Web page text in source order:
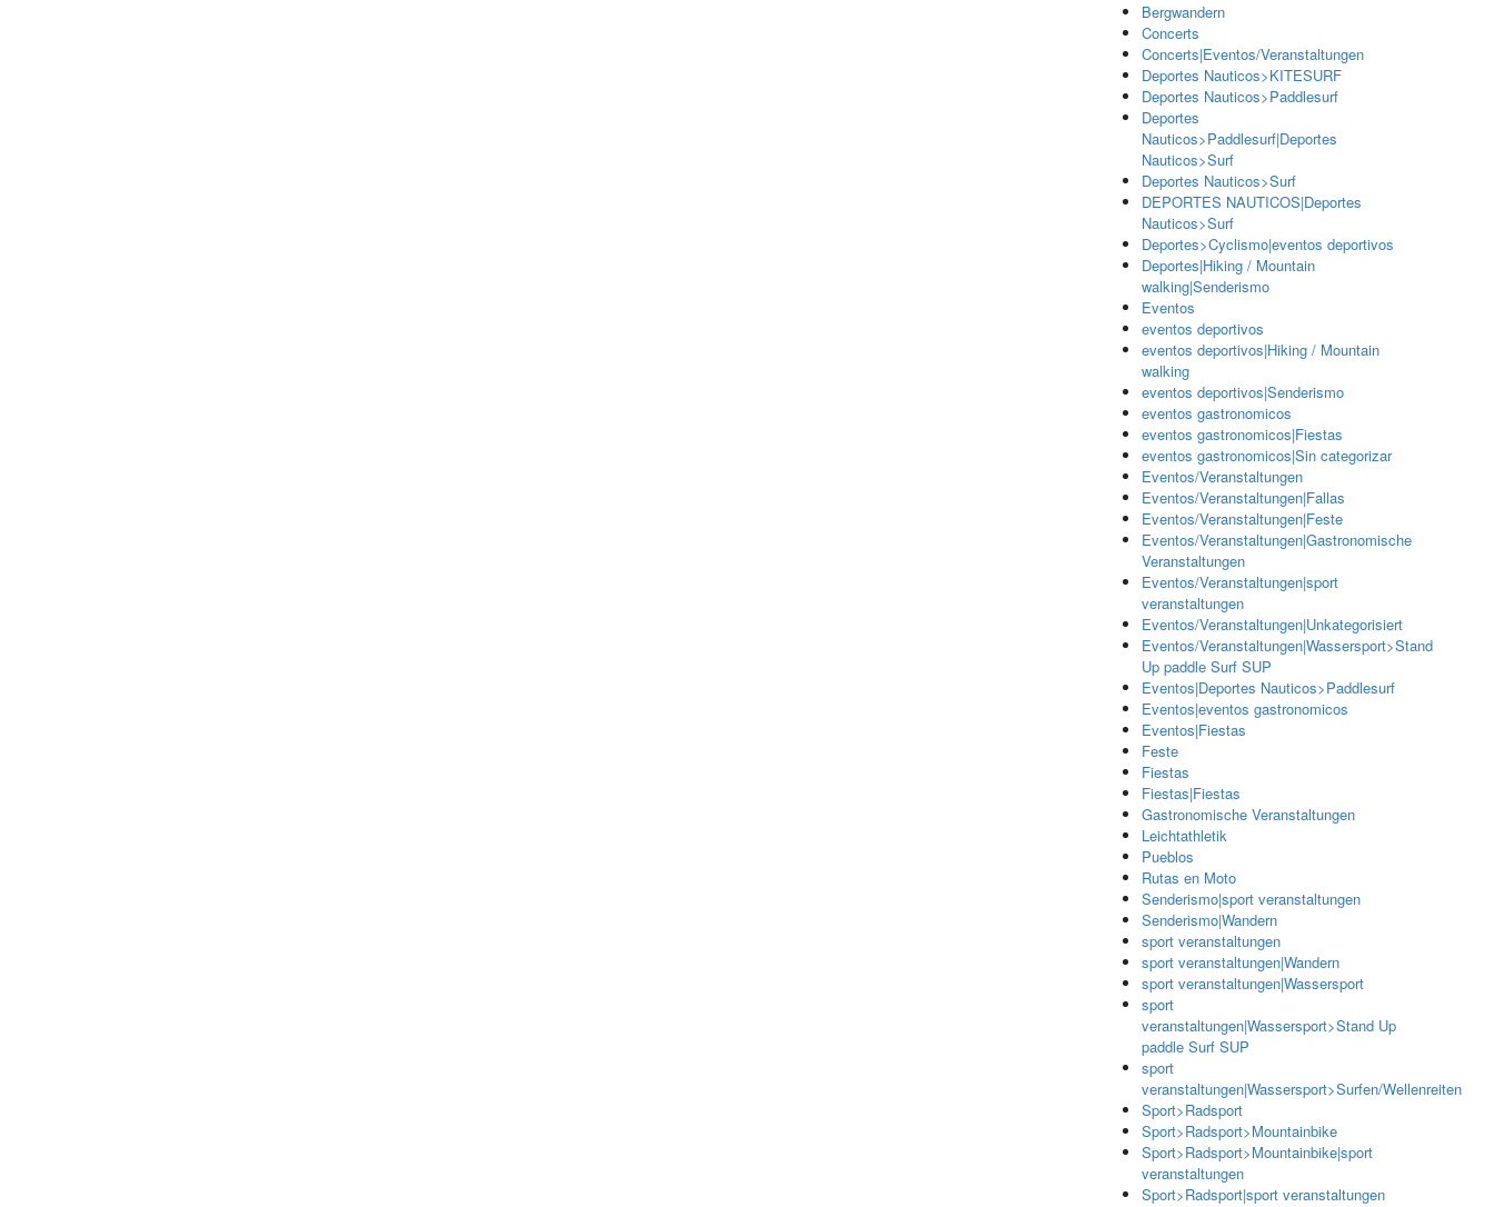
Bergwandern
Concerts
Concerts|Eventos/Veranstaltungen
Deportes Nauticos>KITESURF
Deportes Nauticos>Paddlesurf
Deportes
Nauticos>Paddlesurf|Deportes
Nauticos>Surf
Deportes Nauticos>Surf
DEPORTES NAUTICOS|Deportes
Nauticos>Surf
Deportes>Cyclismo|eventos deportivos
Deportes|Hiking / Mountain
walking|Senderismo
Eventos
eventos deportivos
eventos deportivos|Hiking / Mountain
walking
eventos deportivos|Senderismo
eventos gastronomicos
eventos gastronomicos|Fiestas
eventos gastronomicos|Sin categorizar
Eventos/Veranstaltungen
Eventos/Veranstaltungen|Fallas
Eventos/Veranstaltungen|Feste
Eventos/Veranstaltungen|Gastronomische
Veranstaltungen
Eventos/Veranstaltungen|sport
veranstaltungen
Eventos/Veranstaltungen|Unkategorisiert
Eventos/Veranstaltungen|Wassersport>Stand
Up paddle Surf SUP
Eventos|Deportes Nauticos>Paddlesurf
Eventos|eventos gastronomicos
Eventos|Fiestas
Feste
Fiestas
Fiestas|Fiestas
Gastronomische Veranstaltungen
Leichtathletik
Pueblos
Rutas en Moto
Senderismo|sport veranstaltungen
Senderismo|Wandern
sport veranstaltungen
sport veranstaltungen|Wandern
sport veranstaltungen|Wassersport
sport
veranstaltungen|Wassersport>Stand Up
paddle Surf SUP
sport
veranstaltungen|Wassersport>Surfen/Wellenreiten
Sport>Radsport
Sport>Radsport>Mountainbike
Sport>Radsport>Mountainbike|sport
veranstaltungen
Sport>Radsport|sport veranstaltungen